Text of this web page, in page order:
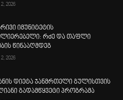
2026
იმუნიტეტის
რძე და თაფლი
წინააღმდეგ
2026
დიეტა ჯანმრთელი გულისთვის
გადამწყვეტი პროგრამა